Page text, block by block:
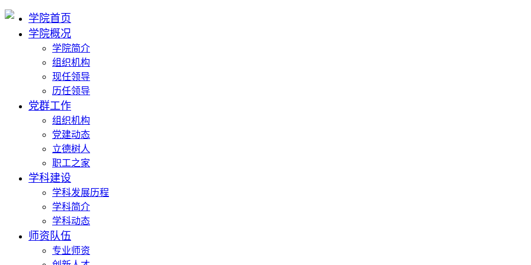
学院首页
学院概况
学院简介
组织机构
现任领导
历任领导
党群工作
组织机构
党建动态
立德树人
职工之家
学科建设
学科发展历程
学科简介
学科动态
师资队伍
专业师资